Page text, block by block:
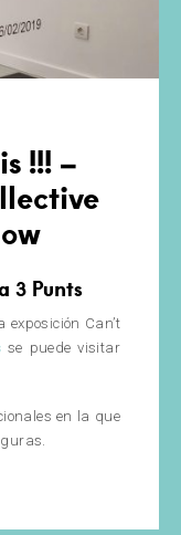
!!! –
3 Punts
Can’t
se puede visitar
en la que